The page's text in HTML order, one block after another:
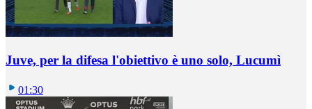
Juve, per la difesa l'obiettivo è uno solo, Lucumì
01:30